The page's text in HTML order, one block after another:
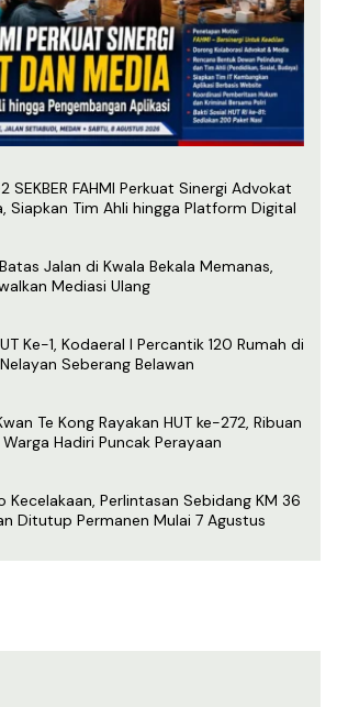
SEKBER FAHMI Perkuat Sinergi Advokat
Siapkan Tim Ahli hingga Platform Digital
Jalan di Kwala Bekala Memanas,
Mediasi Ulang
Ke-1, Kodaeral I Percantik 120 Rumah di
Seberang Belawan
Te Kong Rayakan HUT ke-272, Ribuan
Hadiri Puncak Perayaan
Kecelakaan, Perlintasan Sebidang KM 36
Ditutup Permanen Mulai 7 Agustus